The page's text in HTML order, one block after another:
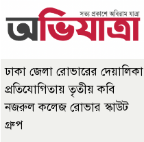
ঢাকা জেলা রোভারের দেয়ালিকা
প্রতিযোগিতায় তৃতীয় কবি
নজরুল কলেজ রোভার স্কাউট
গ্রুপ